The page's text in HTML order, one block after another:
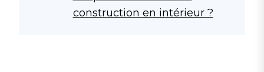
construction en intérieur ?